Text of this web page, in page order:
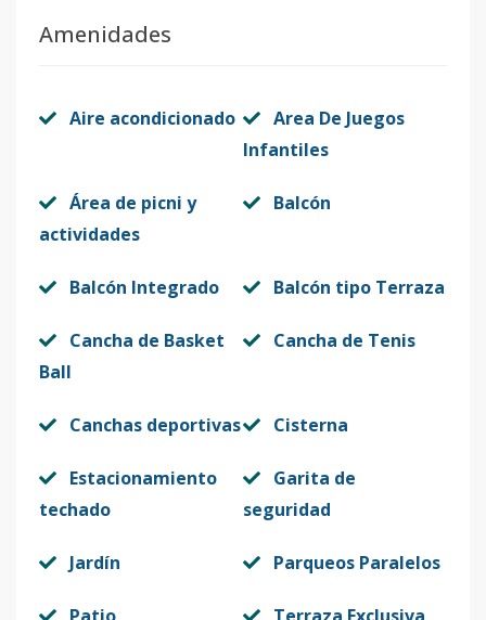
Amenidades
Aire acondicionado
Area De Juegos
Infantiles
Área de picni y
actividades
Balcón
Balcón Integrado Balcón tipo Terraza
Cancha de Basket
Ball
Cancha de Tenis
Canchas deportivas Cisterna
Estacionamiento
techado
Garita de
seguridad
Jardín Parqueos Paralelos